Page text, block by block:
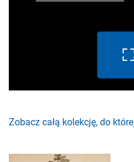
Zobacz całą kolekcję, do